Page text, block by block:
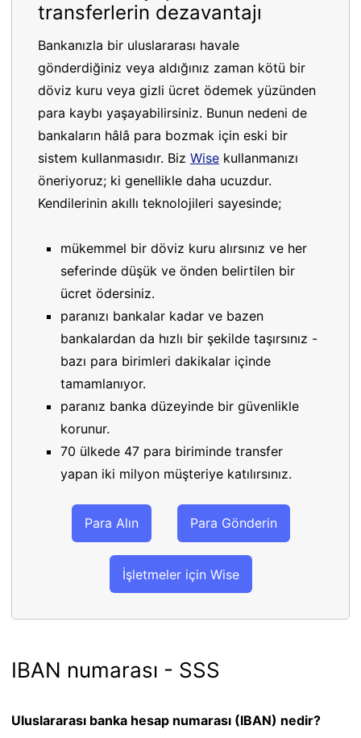
transferlerin dezavantajı
Bankanızla bir uluslararası havale
gönderdiğiniz veya aldığınız zaman kötü bir
döviz kuru veya gizli ücret ödemek yüzünden
para kaybı yaşayabilirsiniz. Bunun nedeni de
bankaların hâlâ para bozmak için eski bir
sistem kullanmasıdır. Biz Wise kullanmanızı
öneriyoruz; ki genellikle daha ucuzdur.
Kendilerinin akıllı teknolojileri sayesinde;
mükemmel bir döviz kuru alırsınız ve her
seferinde düşük ve önden belirtilen bir
ücret ödersiniz.
paranızı bankalar kadar ve bazen
bankalardan da hızlı bir şekilde taşırsınız -
bazı para birimleri dakikalar içinde
tamamlanıyor.
paranız banka düzeyinde bir güvenlikle
korunur.
70 ülkede 47 para biriminde transfer
yapan iki milyon müşteriye katılırsınız.
Para Alın Para Gönderin
İşletmeler için Wise
IBAN numarası - SSS
Uluslararası banka hesap numarası (IBAN) nedir?